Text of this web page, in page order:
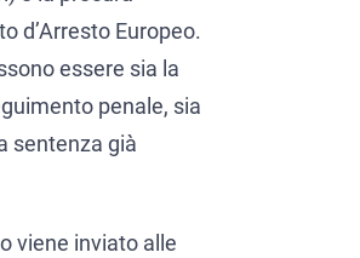
d’Arresto Europeo.
essere sia la
penale, sia
sentenza già
viene inviato alle